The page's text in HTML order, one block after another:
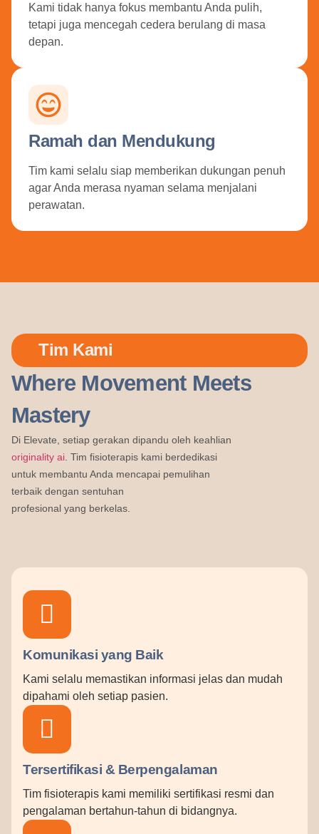
Kami tidak hanya fokus membantu Anda pulih,
tetapi juga mencegah cedera berulang di masa
depan.
Ramah dan Mendukung
Tim kami selalu siap memberikan dukungan penuh
agar Anda merasa nyaman selama menjalani
perawatan.
Tim Kami
Where Movement Meets
Mastery
Di Elevate, setiap gerakan dipandu oleh keahlian
originality ai . Tim fisioterapis kami berdedikasi
untuk membantu Anda mencapai pemulihan
terbaik dengan sentuhan
profesional yang berkelas.
Komunikasi yang Baik
Kami selalu memastikan informasi jelas dan mudah
dipahami oleh setiap pasien.
Tersertifikasi & Berpengalaman
Tim fisioterapis kami memiliki sertifikasi resmi dan
pengalaman bertahun-tahun di bidangnya.